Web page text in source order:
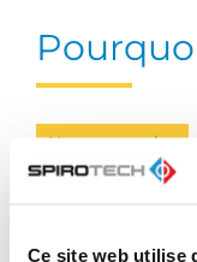
Ce site web utilise
Notre expertise
En tant qu'expert
fournissant des